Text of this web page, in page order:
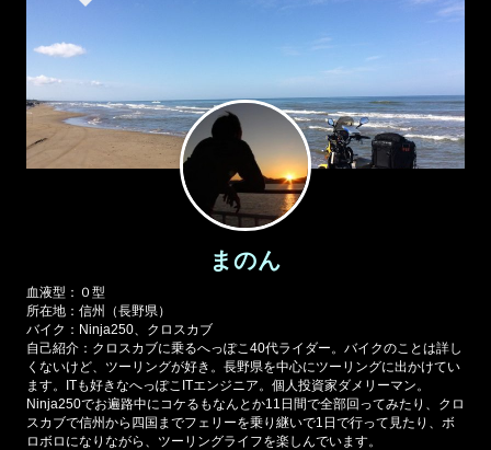
まのん
血液型：０型
所在地：信州（長野県）
バイク：Ninja250、クロスカブ
自己紹介：クロスカブに乗るへっぽこ40代ライダー。バイクのことは詳し
くないけど、ツーリングが好き。長野県を中心にツーリングに出かけてい
ます。ITも好きなへっぽこITエンジニア。個人投資家ダメリーマン。
Ninja250でお遍路中にコケるもなんとか11日間で全部回ってみたり、クロ
スカブで信州から四国までフェリーを乗り継いで1日で行って見たり、ボ
ロボロになりながら、ツーリングライフを楽しんでいます。